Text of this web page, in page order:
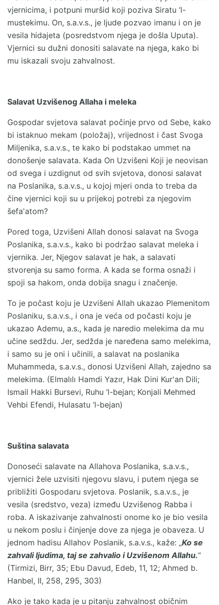
vjernicima, i potpuni muršid koji poziva Siratu ‘l-
mustekimu. On, s.a.v.s., je ljude pozvao imanu i on je
vesila hidajeta (posredstvom njega je došla Uputa).
Vjernici su dužni donositi salavate na njega, kako bi
mu iskazali svoju zahvalnost.
Salavat Uzvišenog Allaha i meleka
Gospodar svjetova salavat počinje prvo od Sebe, kako
bi istaknuo mekam (položaj), vrijednost i čast Svoga
Miljenika, s.a.v.s., te kako bi podstakao ummet na
donošenje salavata. Kada On Uzvišeni Koji je neovisan
od svega i uzdignut od svih svjetova, donosi salavat
na Poslanika, s.a.v.s., u kojoj mjeri onda to treba da
čine vjernici koji su u prijekoj potrebi za njegovim
šefa'atom?
Pored toga, Uzvišeni Allah donosi salavat na Svoga
Poslanika, s.a.v.s., kako bi podržao salavat meleka i
vjernika. Jer, Njegov salavat je hak, a salavati
stvorenja su samo forma. A kada se forma osnaži i
spoji sa hakom, onda dobija snagu i značenje.
To je počast koju je Uzvišeni Allah ukazao Plemenitom
Poslaniku, s.a.v.s., i ona je veća od počasti koju je
ukazao Ademu, a.s., kada je naredio melekima da mu
učine sedždu. Jer, sedžda je naređena samo melekima,
i samo su je oni i učinili, a salavat na poslanika
Muhammeda, s.a.v.s., donosi Uzvišeni Allah, zajedno sa
melekima. (Elmalılı Hamdi Yazır, Hak Dini Kur'an Dili;
Ismail Hakki Bursevi, Ruhu ‘l-bejan; Konjali Mehmed
Vehbi Efendi, Hulasatu ‘l-bejan)
Suština salavata
Donoseći salavate na Allahova Poslanika, s.a.v.s.,
vjernici žele uzvisiti njegovu slavu, i putem njega se
približiti Gospodaru svjetova. Poslanik, s.a.v.s., je
vesila (sredstvo, veza) između Uzvišenog Rabba i
roba. A iskazivanje zahvalnosti onome ko je bio vesila
u nekom poslu i činjenje dove za njega je obaveza. U
jednom hadisu Allahov Poslanik, s.a.v.s., kaže: „Ko se
zahvali ljudima, taj se zahvalio i Uzvišenom Allahu.“
(Tirmizi, Birr, 35; Ebu Davud, Edeb, 11, 12; Ahmed b.
Hanbel, II, 258, 295, 303)
Ako je tako kada je u pitanju zahvalnost običnim